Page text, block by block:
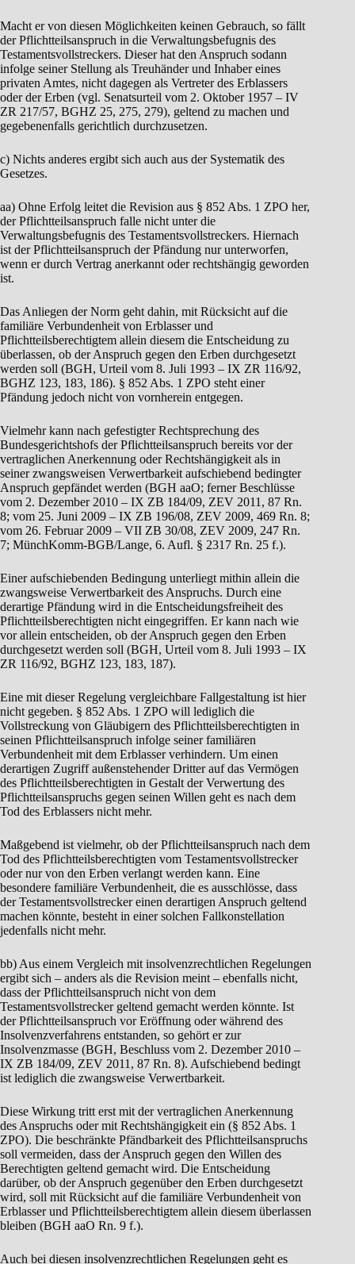
Macht er von diesen Möglichkeiten keinen Gebrauch, so fällt
der Pflichtteilsanspruch in die Verwaltungsbefugnis des
Testamentsvollstreckers. Dieser hat den Anspruch sodann
infolge seiner Stellung als Treuhänder und Inhaber eines
privaten Amtes, nicht dagegen als Vertreter des Erblassers
oder der Erben (vgl. Senatsurteil vom 2. Oktober 1957 – IV
ZR 217/57, BGHZ 25, 275, 279), geltend zu machen und
gegebenenfalls gerichtlich durchzusetzen.
c) Nichts anderes ergibt sich auch aus der Systematik des
Gesetzes.
aa) Ohne Erfolg leitet die Revision aus § 852 Abs. 1 ZPO her,
der Pflichtteilsanspruch falle nicht unter die
Verwaltungsbefugnis des Testamentsvollstreckers. Hiernach
ist der Pflichtteilsanspruch der Pfändung nur unterworfen,
wenn er durch Vertrag anerkannt oder rechtshängig geworden
ist.
Das Anliegen der Norm geht dahin, mit Rücksicht auf die
familiäre Verbundenheit von Erblasser und
Pflichtteilsberechtigtem allein diesem die Entscheidung zu
überlassen, ob der Anspruch gegen den Erben durchgesetzt
werden soll (BGH, Urteil vom 8. Juli 1993 – IX ZR 116/92,
BGHZ 123, 183, 186). § 852 Abs. 1 ZPO steht einer
Pfändung jedoch nicht von vornherein entgegen.
Vielmehr kann nach gefestigter Rechtsprechung des
Bundesgerichtshofs der Pflichtteilsanspruch bereits vor der
vertraglichen Anerkennung oder Rechtshängigkeit als in
seiner zwangsweisen Verwertbarkeit aufschiebend bedingter
Anspruch gepfändet werden (BGH aaO; ferner Beschlüsse
vom 2. Dezember 2010 – IX ZB 184/09, ZEV 2011, 87 Rn.
8; vom 25. Juni 2009 – IX ZB 196/08, ZEV 2009, 469 Rn. 8;
vom 26. Februar 2009 – VII ZB 30/08, ZEV 2009, 247 Rn.
7; MünchKomm-BGB/Lange, 6. Aufl. § 2317 Rn. 25 f.).
Einer aufschiebenden Bedingung unterliegt mithin allein die
zwangsweise Verwertbarkeit des Anspruchs. Durch eine
derartige Pfändung wird in die Entscheidungsfreiheit des
Pflichtteilsberechtigten nicht eingegriffen. Er kann nach wie
vor allein entscheiden, ob der Anspruch gegen den Erben
durchgesetzt werden soll (BGH, Urteil vom 8. Juli 1993 – IX
ZR 116/92, BGHZ 123, 183, 187).
Eine mit dieser Regelung vergleichbare Fallgestaltung ist hier
nicht gegeben. § 852 Abs. 1 ZPO will lediglich die
Vollstreckung von Gläubigern des Pflichtteilsberechtigten in
seinen Pflichtteilsanspruch infolge seiner familiären
Verbundenheit mit dem Erblasser verhindern. Um einen
derartigen Zugriff außenstehender Dritter auf das Vermögen
des Pflichtteilsberechtigten in Gestalt der Verwertung des
Pflichtteilsanspruchs gegen seinen Willen geht es nach dem
Tod des Erblassers nicht mehr.
Maßgebend ist vielmehr, ob der Pflichtteilsanspruch nach dem
Tod des Pflichtteilsberechtigten vom Testamentsvollstrecker
oder nur von den Erben verlangt werden kann. Eine
besondere familiäre Verbundenheit, die es ausschlösse, dass
der Testamentsvollstrecker einen derartigen Anspruch geltend
machen könnte, besteht in einer solchen Fallkonstellation
jedenfalls nicht mehr.
bb) Aus einem Vergleich mit insolvenzrechtlichen Regelungen
ergibt sich – anders als die Revision meint – ebenfalls nicht,
dass der Pflichtteilsanspruch nicht von dem
Testamentsvollstrecker geltend gemacht werden könnte. Ist
der Pflichtteilsanspruch vor Eröffnung oder während des
Insolvenzverfahrens entstanden, so gehört er zur
Insolvenzmasse (BGH, Beschluss vom 2. Dezember 2010 –
IX ZB 184/09, ZEV 2011, 87 Rn. 8). Aufschiebend bedingt
ist lediglich die zwangsweise Verwertbarkeit.
Diese Wirkung tritt erst mit der vertraglichen Anerkennung
des Anspruchs oder mit Rechtshängigkeit ein (§ 852 Abs. 1
ZPO). Die beschränkte Pfändbarkeit des Pflichtteilsanspruchs
soll vermeiden, dass der Anspruch gegen den Willen des
Berechtigten geltend gemacht wird. Die Entscheidung
darüber, ob der Anspruch gegenüber den Erben durchgesetzt
wird, soll mit Rücksicht auf die familiäre Verbundenheit von
Erblasser und Pflichtteilsberechtigtem allein diesem überlassen
bleiben (BGH aaO Rn. 9 f.).
Auch bei diesen insolvenzrechtlichen Regelungen geht es